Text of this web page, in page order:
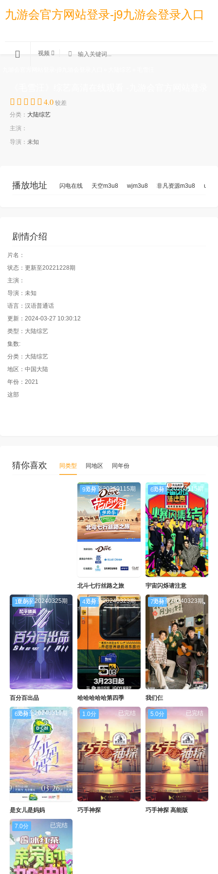
九游会官方网站登录-j9九游会登录入口
视频
4.0 较差
分类： 大陆综艺
主演：
导演： 未知
播放地址 闪电在线 天空m3u8 wjm3u8 非凡资源m3u8
剧情介绍
片名：
状态：更新至20221228期
主演：
导演：未知
语言：汉语普通话
更新：2024-03-27 10:30:12
类型：大陆综艺
集数:
分类：大陆综艺
地区：中国大陆
年份：2021
这部
猜你喜欢 同类型 同地区 同年份
9.0分
更新至20260115期
北斗七行丝路之旅
6.0分
更新至20260115期
宇宙闪烁请注意
10.0分
更新至20240325期
百分百出品
4.0分
更新至20240323期
哈哈哈哈哈第四季
7.0分
更新至20240323期
我们仨
6.0分
更新至20240319期
是女儿是妈妈
1.0分 已完结
巧手神探
5.0分 已完结
巧手神探 高能版
7.0分 已完结